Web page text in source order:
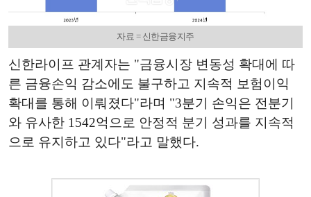
자료 = 신한금융지주
신한라이프 관계자는 "금융시장 변동성 확대에 따
른 금융손익 감소에도 불구하고 지속적 보험이익
확대를 통해 이뤄졌다"라며 "3분기 손익은 전분기
와 유사한 1542억으로 안정적 분기 성과를 지속적
으로 유지하고 있다"라고 말했다.